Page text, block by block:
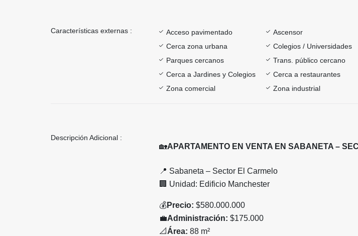
Características externas : Acceso pavimentado Ascensor
Cerca zona urbana
Colegios / Universidades
Parques cercanos
Trans. público cercano
Cerca a Jardines y Colegios
Cerca a restaurantes
Zona comercial
Zona industrial
Descripción Adicional :
🏡APARTAMENTO EN VENTA EN SABANETA –
📍 Sabaneta – Sector El Carmelo
🏢 Unidad: Edificio Manchester
💰Precio: $580.000.000
💼Administración: $175.000
📐 Área: 88 m²